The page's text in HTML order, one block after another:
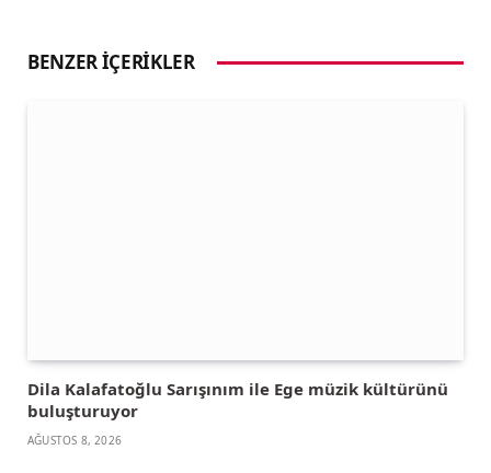
BENZER İÇERIKLER
Dila Kalafatoğlu Sarışınım ile Ege müzik kültürünü
buluşturuyor
AĞUSTOS 8, 2026